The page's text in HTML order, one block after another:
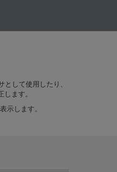
して使用したり、
ます。
示します。